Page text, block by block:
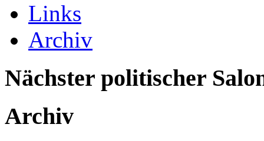
Links
Archiv
Nächster politischer
Archiv